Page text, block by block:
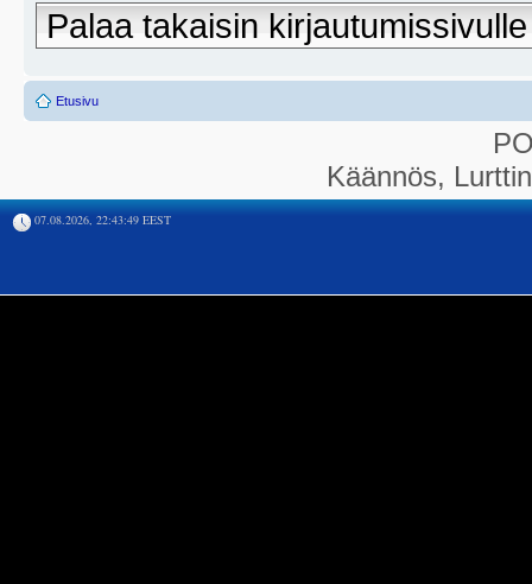
Palaa takaisin kirjautumissivulle
Etusivu
Käännös,
07.08.2026, 22:43:49 EEST